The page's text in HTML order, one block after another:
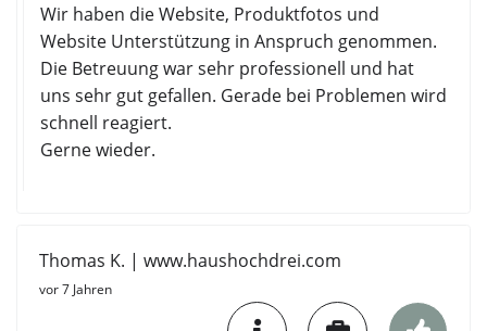
Wir haben die Website, Produktfotos und
Website Unterstützung in Anspruch genommen.
Die Betreuung war sehr professionell und hat
uns sehr gut gefallen. Gerade bei Problemen wird
schnell reagiert.
Gerne wieder.
Thomas K. | www.haushochdrei.com
vor 7 Jahren